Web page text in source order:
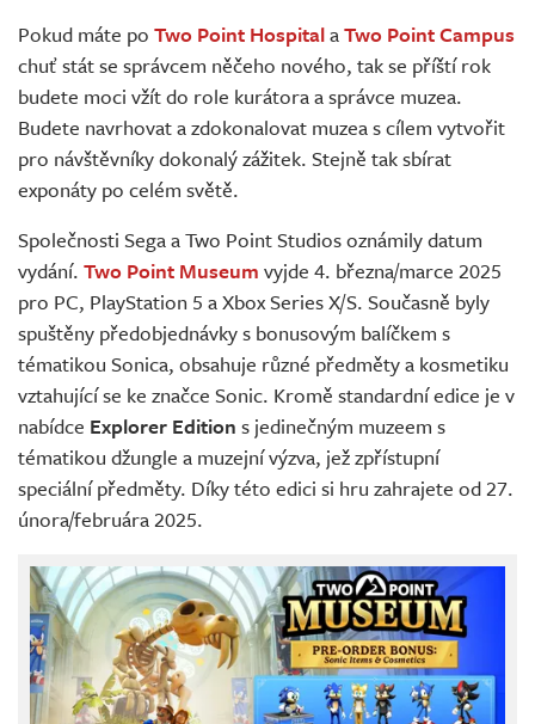
Živě
Pokud máte po Two Point HospitalaTwo Point Campus
chuť stát se správcem něčeho nového, tak se příští rok
budete moci vžít do role kurátora a správce muzea.
Budete navrhovat a zdokonalovat muzea s cílem vytvořit
pro návštěvníky dokonalý zážitek. Stejně tak sbírat
exponáty po celém světě.
Společnosti Sega a Two Point Studios oznámily datum
vydání. Two Point Museum vyjde 4. března/marce 2025
pro PC, PlayStation 5 a Xbox Series X/S. Současně byly
spuštěny předobjednávky s bonusovým balíčkem s
tématikou Sonica, obsahuje různé předměty a kosmetiku
vztahující se ke značce Sonic. Kromě standardní edice je v
nabídce Explorer Edition s jedinečným muzeem s
tématikou džungle a muzejní výzva, jež zpřístupní
speciální předměty. Díky této edici si hru zahrajete od 27.
února/februára 2025.